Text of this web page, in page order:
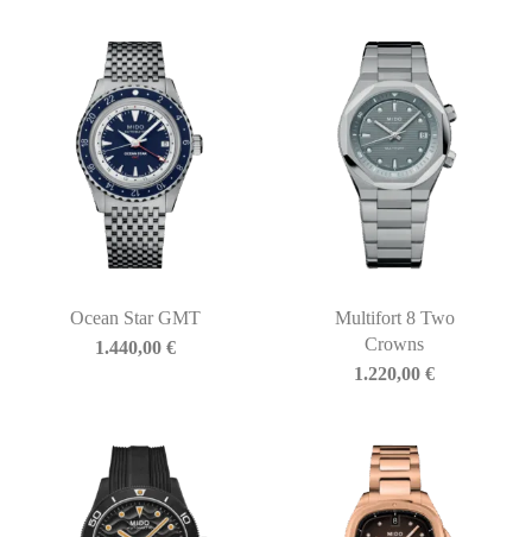
Ocean Star GMT
1.440,00 €
Multifort 8 Two
Crowns
1.220,00€